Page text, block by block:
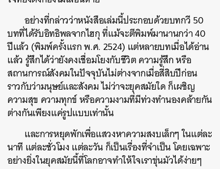
อย่างที่กล่าวว่าหนังสือเล่มนี้ประกอบด้วยบทกวี 50
บทที่ได้รับอิทธิพลจากไฮกุ ที่แม้จะตีพิมพ์มานานกว่า 40
ปีแล้ว (พิมพ์ครั้งแรก พ.ศ. 2524) แต่หลายบทเมื่อได้อ่าน
แล้ว รู้สึกได้ว่ายังคงเชื่อมโยงกับชีวิต ความรู้สึก หรือ
สถานการณ์สังคมในปัจจุบันไม่ต่างจากเมื่อสี่สิบปีก่อน
ราวกับว่ามนุษย์และสังคม ไม่ว่าจะยุคสมัยใด ก็เผชิญ
ความสุข ความทุกข์ หรือความงามที่มีท่วงทำนองคล้ายกัน
ต่างกันเพียงแค่รูปแบบเท่านั้น
และการหยุดพักเพื่อแสวงหาความสงบเล็กๆ ในแต่ละ
นาที แต่ละชั่วโมง แต่ละวัน ก็เป็นเรื่องที่จำเป็น โดยเฉพาะ
อย่างยิ่งในยุคสมัยนี้ที่โลกอาจทำให้ใจเราขุ่นมัวได้ง่ายๆ